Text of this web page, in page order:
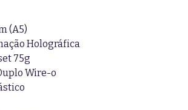
(A5)
Holográfica
75g
Wire-o